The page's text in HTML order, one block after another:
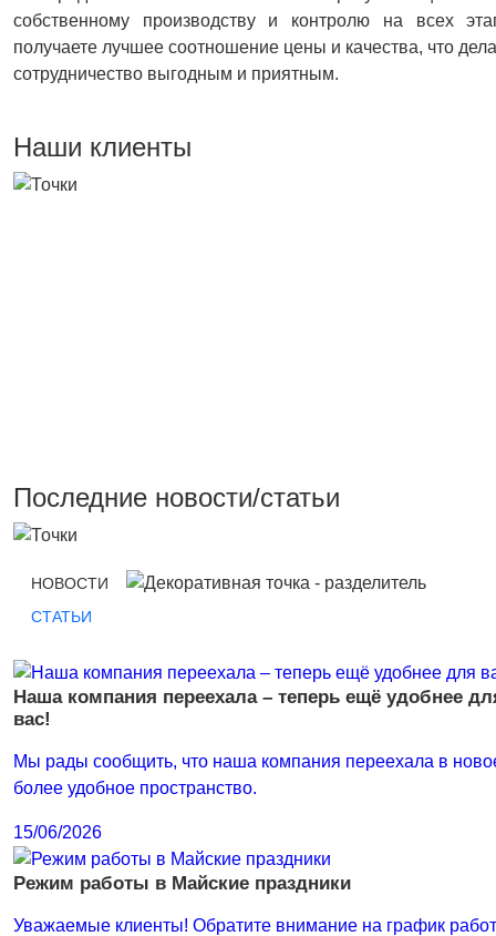
собственному производству и контролю на всех
получаете лучшее соотношение цены и качества, что
сотрудничество выгодным и приятным.
Наши клиенты
Последние новости/статьи
НОВОСТИ
СТАТЬИ
Наша компания переехала – теперь ещё удобнее
вас!
Мы рады сообщить, что наша компания переехала в
более удобное пространство.
15/06/2026
Режим работы в Майские праздники
Уважаемые клиенты! Обратите внимание на график